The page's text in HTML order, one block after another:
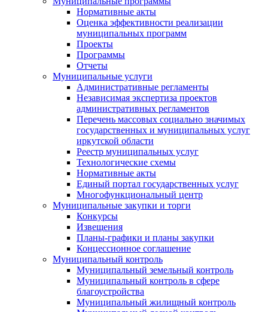
Нормативные акты
Оценка эффективности реализации
муниципальных программ
Проекты
Программы
Отчеты
Муниципальные услуги
Административные регламенты
Независимая экспертиза проектов
административных регламентов
Перечень массовых социально значимых
государственных и муниципальных услуг
иркутской области
Реестр муниципальных услуг
Технологические схемы
Нормативные акты
Единый портал государственных услуг
Многофункциональный центр
Муниципальные закупки и торги
Конкурсы
Извещения
Планы-графики и планы закупки
Концессионное соглашение
Муниципальный контроль
Муниципальный земельный контроль
Муниципальный контроль в сфере
благоустройства
Муниципальный жилищный контроль